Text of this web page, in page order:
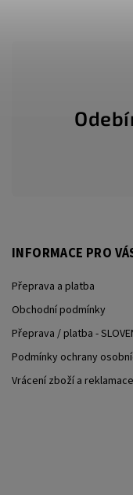
INFORMACE PRO
Přeprava a platba
Obchodní podmínky
Přeprava / platba -
Podmínky ochrany
Vrácení zboží a reklamace